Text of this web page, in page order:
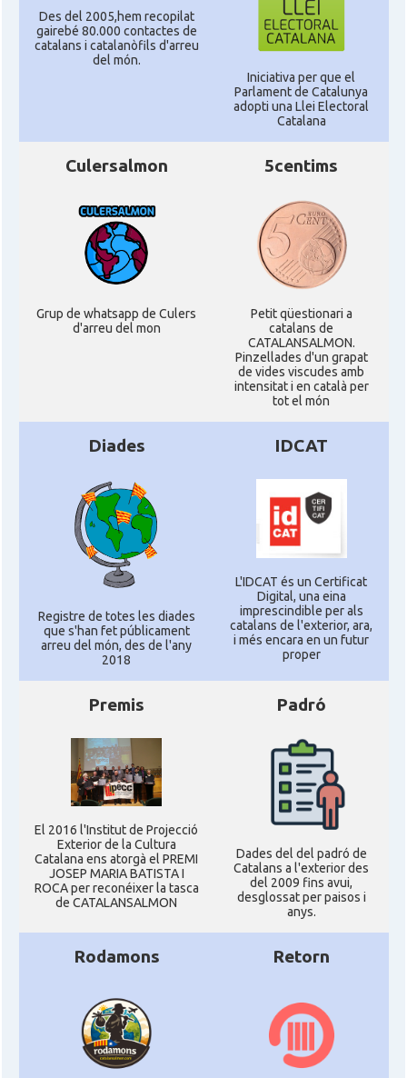
Des del 2005,hem recopilat
gairebé 80.000 contactes de
catalans i catalanòfils d'arreu
del món.
Iniciativa per que el
Parlament de Catalunya
adopti una Llei Electoral
Catalana
Culersalmon
Grup de whatsapp de Culers
d'arreu del mon
5centims
Petit qüestionari a
catalans de
CATALANSALMON.
Pinzellades d'un grapat
de vides viscudes amb
intensitat i en català per
tot el món
Diades
Registre de totes les diades
que s'han fet públicament
arreu del món, des de l'any
2018
IDCAT
L'IDCAT és un Certificat
Digital, una eina
imprescindible per als
catalans de l'exterior, ara,
i més encara en un futur
proper
Premis
El 2016 l'Institut de Projecció
Exterior de la Cultura
Catalana ens atorgà el PREMI
JOSEP MARIA BATISTA I
ROCA per reconéixer la tasca
de CATALANSALMON
Padró
Dades del del padró de
Catalans a l'exterior des
del 2009 fins avui,
desglossat per paisos i
anys.
Rodamons Retorn